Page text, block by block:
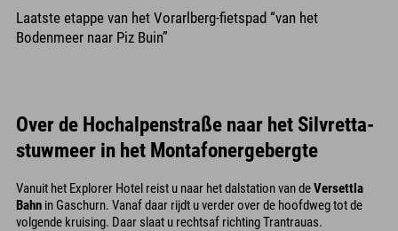
Laatste etappe van het Vorarlberg-fietspad “van het
Bodenmeer naar Piz Buin”
Over de Hochalpenstraße naar het Silvretta-
stuwmeer in het Montafonergebergte
Vanuit het Explorer Hotel reist u naar het dalstation van deVersettla
Bahn in Gaschurn. Vanaf daar rijdt u verder over de hoofdweg tot de
volgende kruising. Daar slaat u rechtsaf richting Trantrauas.